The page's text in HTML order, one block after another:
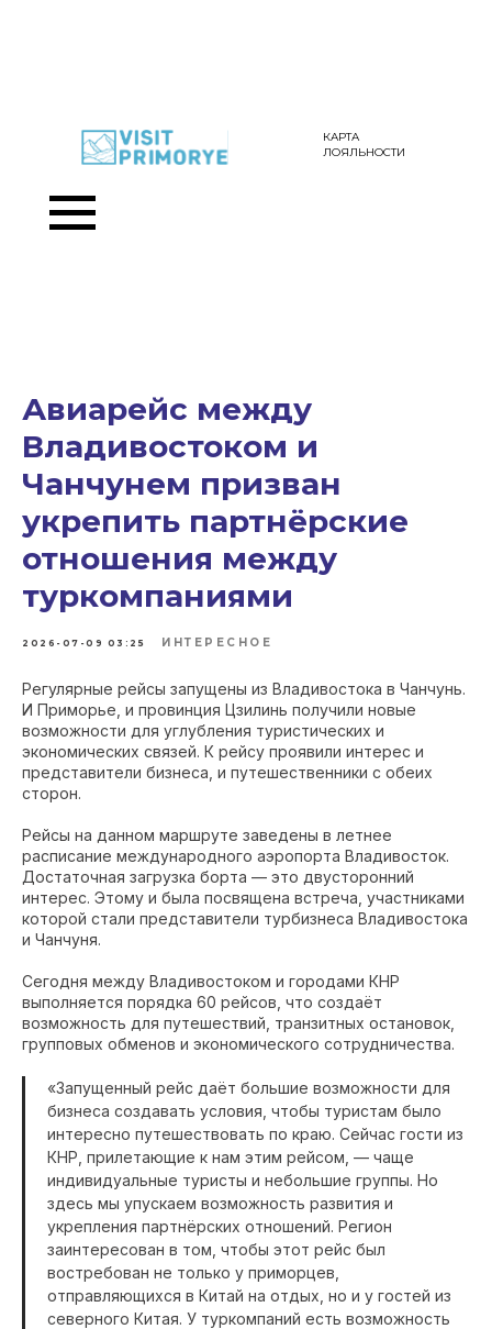
КАРТА
ЛОЯЛЬНОСТИ
Авиарейс между
Владивостоком и
Чанчунем призван
укрепить партнёрские
отношения между
туркомпаниями
2026-07-09 03:25 ИНТЕРЕСНОЕ
Регулярные рейсы запущены из Владивостока в Чанчунь.
И Приморье, и провинция Цзилинь получили новые
возможности для углубления туристических и
экономических связей. К рейсу проявили интерес и
представители бизнеса, и путешественники с обеих
сторон.
Рейсы на данном маршруте заведены в летнее
расписание международного аэропорта Владивосток.
Достаточная загрузка борта — это двусторонний
интерес. Этому и была посвящена встреча, участниками
которой стали представители турбизнеса Владивостока
и Чанчуня.
Сегодня между Владивостоком и городами КНР
выполняется порядка 60 рейсов, что создаёт
возможность для путешествий, транзитных остановок,
групповых обменов и экономического сотрудничества.
«Запущенный рейс даёт большие возможности для
бизнеса создавать условия, чтобы туристам было
интересно путешествовать по краю. Сейчас гости из
КНР, прилетающие к нам этим рейсом, — чаще
индивидуальные туристы и небольшие группы. Но
здесь мы упускаем возможность развития и
укрепления партнёрских отношений. Регион
заинтересован в том, чтобы этот рейс был
востребован не только у приморцев,
отправляющихся в Китай на отдых, но и у гостей из
северного Китая. У туркомпаний есть возможность